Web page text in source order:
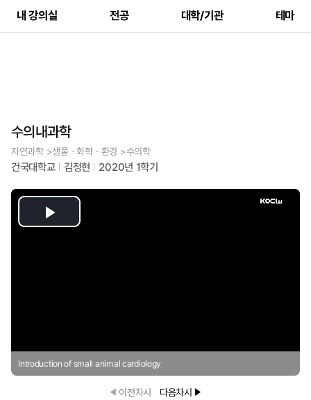
내 강의실 전공 대학/기관 테마
수의내과학
자연과학 >생물ㆍ화학ㆍ환경 >수의학
건국대학교 김정현 2020년 1학기
Play
Introduction of small animal cardiology
이전차시 다음차시